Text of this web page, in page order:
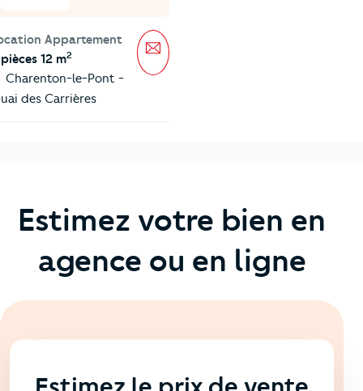
Appartement
12 m2
Charenton-le-Pont -
des Carrières
Message
Estimez votre bien en
agence ou en ligne